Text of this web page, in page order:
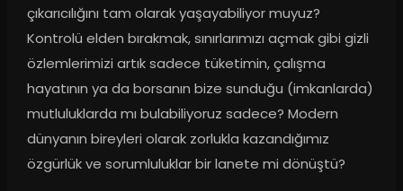
çıkarıcılığını tam olarak yaşayabiliyor muyuz?
Kontrolü elden bırakmak, sınırlarımızı açmak gibi gizli
özlemlerimizi artık sadece tüketimin, çalışma
hayatının ya da borsanın bize sunduğu (imkanlarda)
mutluluklarda mı bulabiliyoruz sadece? Modern
dünyanın bireyleri olarak zorlukla kazandığımız
özgürlük ve sorumluluklar bir lanete mi dönüştü?